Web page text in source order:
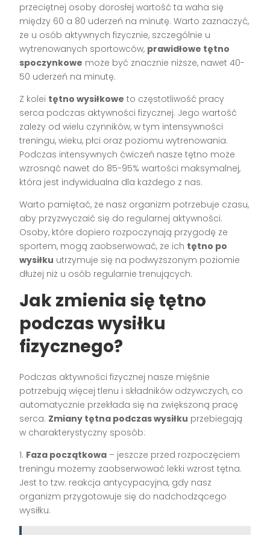
przeciętnej osoby dorosłej wartość ta waha się
między 60 a 80 uderzeń na minutę. Warto zaznaczyć,
że u osób aktywnych fizycznie, szczególnie u
wytrenowanych sportowców, prawidłowe tętno
spoczynkowe może być znacznie niższe, nawet 40-
50 uderzeń na minutę.
Z kolei tętno wysiłkowe to częstotliwość pracy
serca podczas aktywności fizycznej. Jego wartość
zależy od wielu czynników, w tym intensywności
treningu, wieku, płci oraz poziomu wytrenowania.
Podczas intensywnych ćwiczeń nasze tętno może
wzrosnąć nawet do 85-95% wartości maksymalnej,
która jest indywidualna dla każdego z nas.
Warto pamiętać, że nasz organizm potrzebuje czasu,
aby przyzwyczaić się do regularnej aktywności.
Osoby, które dopiero rozpoczynają przygodę ze
sportem, mogą zaobserwować, że ich tętno po
wysiłku utrzymuje się na podwyższonym poziomie
dłużej niż u osób regularnie trenujących.
Jak zmienia się tętno
podczas wysiłku
fizycznego?
Podczas aktywności fizycznej nasze mięśnie
potrzebują więcej tlenu i składników odżywczych, co
automatycznie przekłada się na zwiększoną pracę
serca. Zmiany tętna podczas wysiłku przebiegają
w charakterystyczny sposób:
1. Faza początkowa – jeszcze przed rozpoczęciem
treningu możemy zaobserwować lekki wzrost tętna.
Jest to tzw. reakcja antycypacyjna, gdy nasz
organizm przygotowuje się do nadchodzącego
wysiłku.